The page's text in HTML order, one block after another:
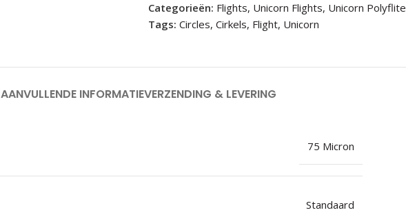
Categorieën: Flights, Unicorn Flights, Unicorn Polyflite
Tags: Circles, Cirkels, Flight, Unicorn
AANVULLENDE INFORMATIEVERZENDING & LEVERING
75 Micron
Standaard